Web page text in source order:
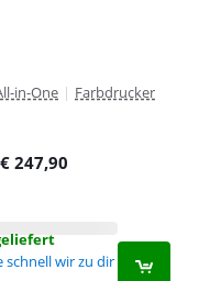
in-One | Farbdrucker
€ 247,90
schnell wir zu dir